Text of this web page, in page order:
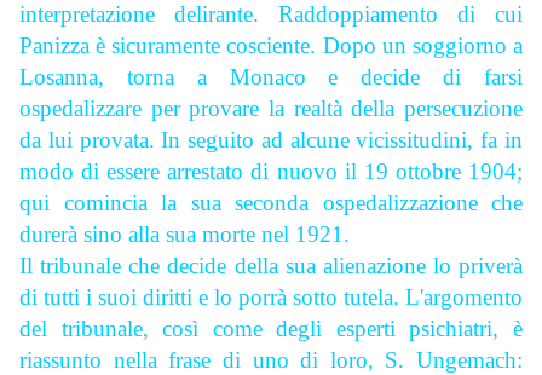
interpretazione delirante. Raddoppiamento di cui
Panizza è sicuramente cosciente. Dopo un soggiorno a
Losanna, torna a Monaco e decide di farsi
ospedalizzare per provare la realtà della persecuzione
da lui provata. In seguito ad alcune vicissitudini, fa in
modo di essere arrestato di nuovo il 19 ottobre 1904;
qui comincia la sua seconda ospedalizzazione che
durerà sino alla sua morte nel 1921.
Il tribunale che decide della sua alienazione lo priverà
di tutti i suoi diritti e lo porrà sotto tutela. L'argomento
del tribunale, così come degli esperti psichiatri, è
riassunto nella frase di uno di loro, S. Ungemach: